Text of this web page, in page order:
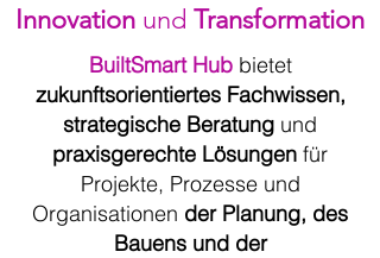
Innovation und Transformation
BuiltSmart Hub bietet
zukunftsorientiertes Fachwissen,
strategische Beratung und
praxisgerechte Lösungen für
Projekte, Prozesse und
Organisationen der Planung, des
Bauens und der